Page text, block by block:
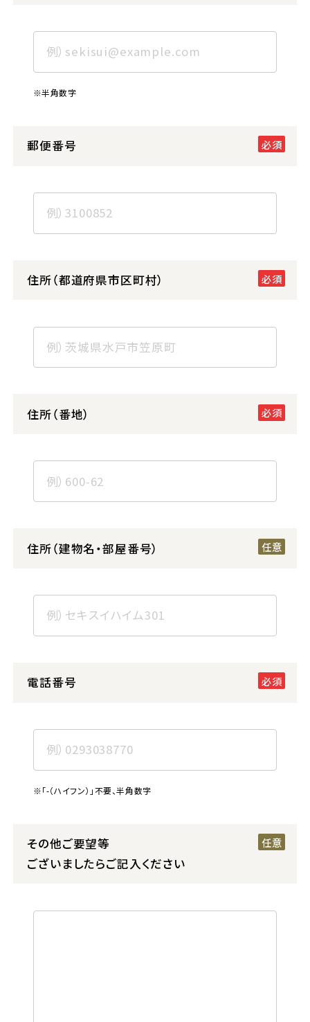
※半角数字
郵便番号
住所（都道府県市区町村）
住所（番地）
住所（建物名・部屋番号）
電話番号
※「-（ハイフン）」不要、半角数字
その他ご要望等
ございましたらご記入ください